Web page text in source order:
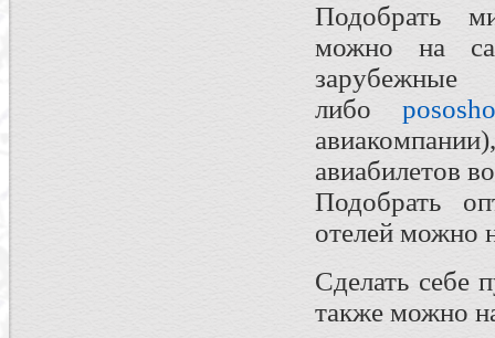
Подобрать
можно на
либо
авиабилетов
Подобрать
отелей можно
Сделать себе
также можно